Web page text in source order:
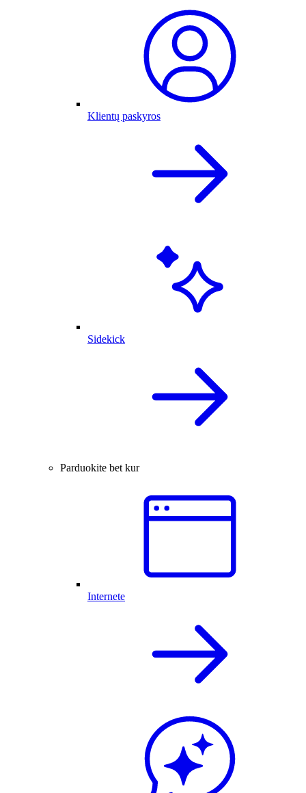
Klientų paskyros
Sidekick
Parduokite bet kur
Internete